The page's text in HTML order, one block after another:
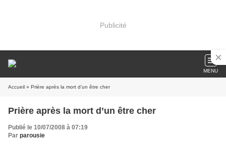
Publicité
MENU
Accueil » Prière après la mort d’un être cher
Prière après la mort d’un être cher
Publié le 10/07/2008 à 07:19
Par parousie